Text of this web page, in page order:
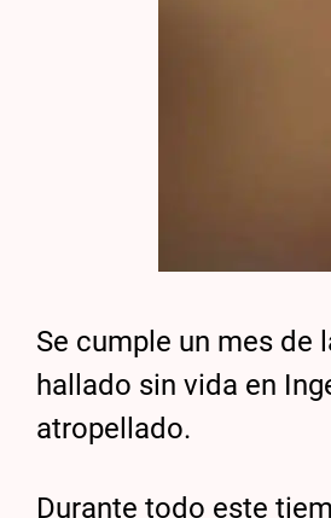
Se cumple un mes de
hallado sin vida en
atropellado.
Durante todo este